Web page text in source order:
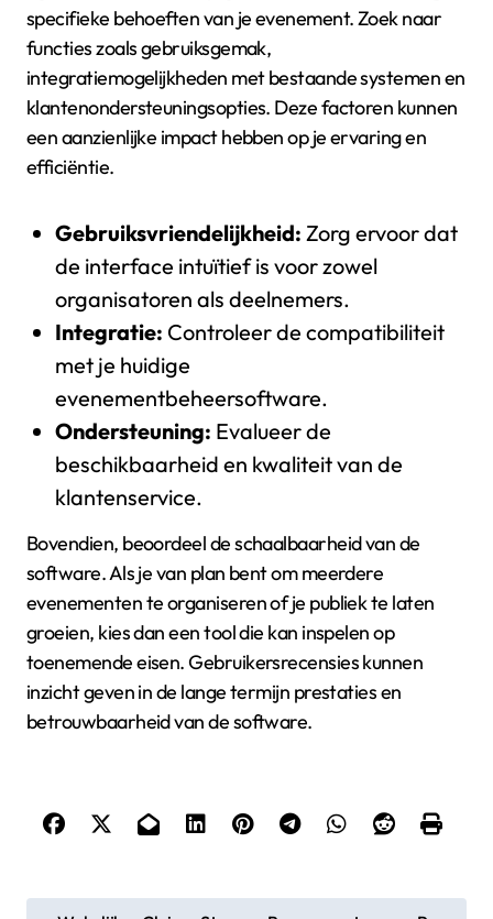
specifieke behoeften van je evenement. Zoek naar
functies zoals gebruiksgemak,
integratiemogelijkheden met bestaande systemen en
klantenondersteuningsopties. Deze factoren kunnen
een aanzienlijke impact hebben op je ervaring en
efficiëntie.
Gebruiksvriendelijkheid: Zorg ervoor dat
de interface intuïtief is voor zowel
organisatoren als deelnemers.
Integratie: Controleer de compatibiliteit
met je huidige
evenementbeheersoftware.
Ondersteuning: Evalueer de
beschikbaarheid en kwaliteit van de
klantenservice.
Bovendien, beoordeel de schaalbaarheid van de
software. Als je van plan bent om meerdere
evenementen te organiseren of je publiek te laten
groeien, kies dan een tool die kan inspelen op
toenemende eisen. Gebruikersrecensies kunnen
inzicht geven in de lange termijn prestaties en
betrouwbaarheid van de software.